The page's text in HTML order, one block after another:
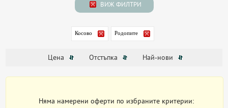
ВИЖ ФИЛТРИ
Косово Родопите
Цена Отстъпка Най-нови
Няма намерени оферти по избраните критерии: